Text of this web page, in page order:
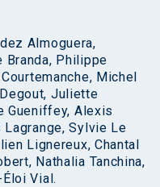
Almoguera,
Branda, Philippe
Michel
Juliette
Gueniffey, Alexis
Sylvie Le
Lignereux, Chantal
Nathalia Tanchina,
Vial.